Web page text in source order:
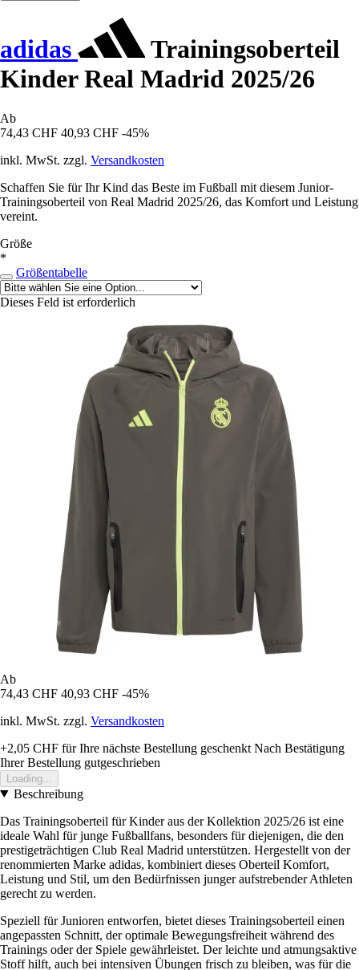
adidas
Trainingsoberteil
Kinder Real Madrid 2025/26
Ab
74,43 CHF 40,93 CHF -45%
inkl. MwSt. zzgl. Versandkosten
Schaffen Sie für Ihr Kind das Beste im Fußball mit diesem Junior-
Trainingsoberteil von Real Madrid 2025/26, das Komfort und Leistung
vereint.
Größe
*
Größentabelle
Dieses Feld ist erforderlich
Ab
74,43 CHF 40,93 CHF -45%
inkl. MwSt. zzgl. Versandkosten
+2,05 CHF für Ihre nächste Bestellung geschenkt Nach Bestätigung
Ihrer Bestellung gutgeschrieben
Loading...
Beschreibung
Das Trainingsoberteil für Kinder aus der Kollektion 2025/26 ist eine
ideale Wahl für junge Fußballfans, besonders für diejenigen, die den
prestigeträchtigen Club Real Madrid unterstützen. Hergestellt von der
renommierten Marke adidas, kombiniert dieses Oberteil Komfort,
Leistung und Stil, um den Bedürfnissen junger aufstrebender Athleten
gerecht zu werden.
Speziell für Junioren entworfen, bietet dieses Trainingsoberteil einen
angepassten Schnitt, der optimale Bewegungsfreiheit während des
Trainings oder der Spiele gewährleistet. Der leichte und atmungsaktive
Stoff hilft, auch bei intensiven Übungen frisch zu bleiben, was für die